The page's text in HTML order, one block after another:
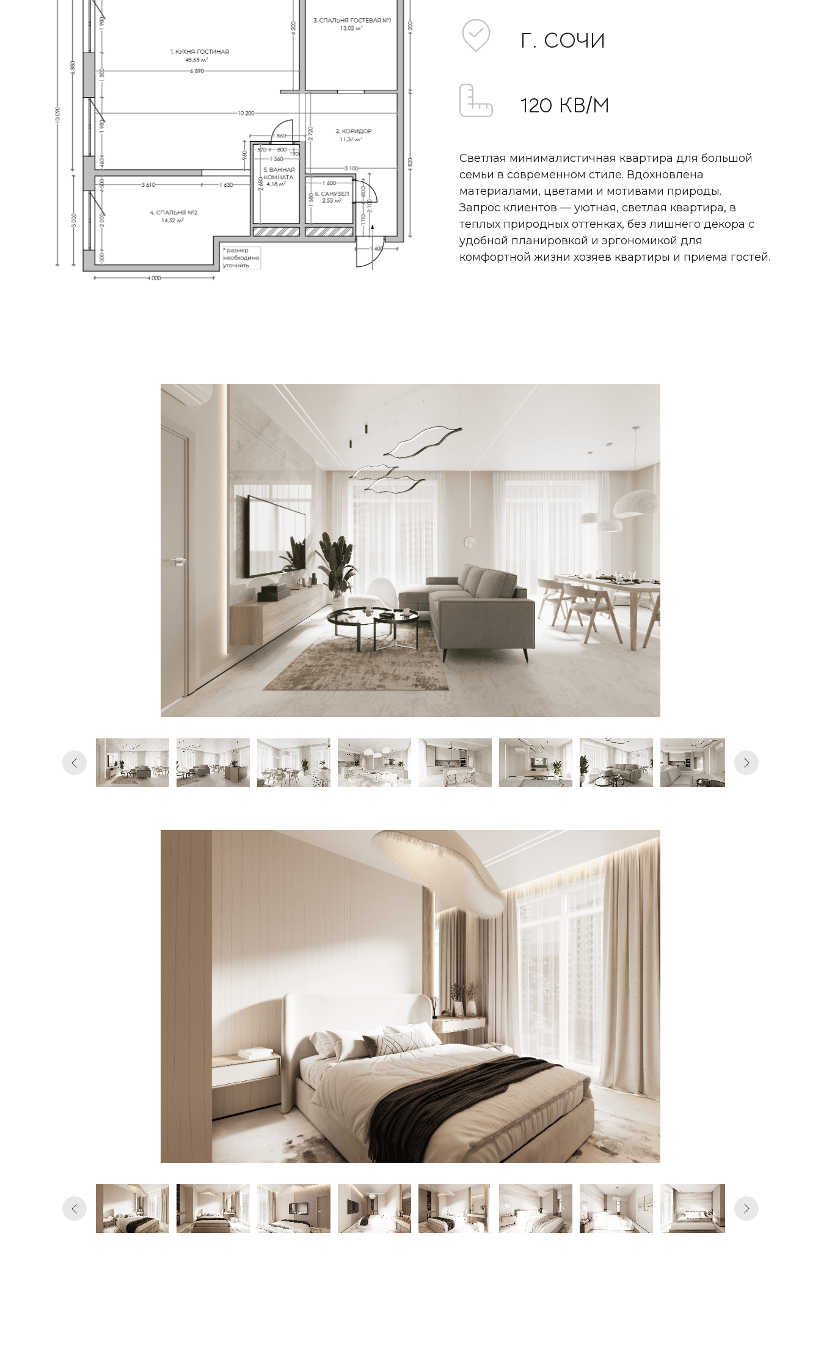
Г. СОЧИ
Светлая минималистичная квартира для большой
семьи в современном стиле. Вдохновлена
материалами, цветами и мотивами природы.
Запрос клиентов — уютная, светлая квартира, в
теплых природных оттенках, без лишнего декора с
удобной планировкой и эргономикой для
комфортной жизни хозяев квартиры и приема гостей.
120 КВ/М